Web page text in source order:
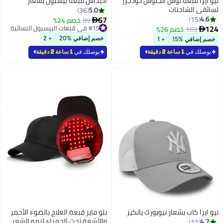
لسائقي الشاحنات
4.6
15
124
169 خصم 26%
خصم إضافي %15 + 1
يوصلك في 1 ساعة 2 دقيقة
5.0
36
67
89 خصم 24%
#15 في قبعات البيسبول النسائية
#15 في قبعات البيسبول النسائية
خصم إضافي %20 + 2
يوصلك في 1 ساعة 2 دقيقة
نيو ايرا كاب بشعار نيويورك يانكيز بلو فاير قبعة العلاج بالضوء الأحمر